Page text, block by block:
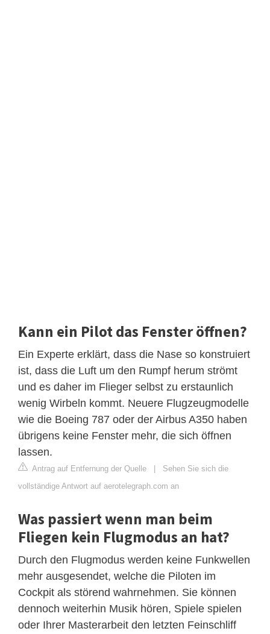
Kann ein Pilot das Fenster öffnen?
Ein Experte erklärt, dass die Nase so konstruiert
ist, dass die Luft um den Rumpf herum strömt
und es daher im Flieger selbst zu erstaunlich
wenig Wirbeln kommt. Neuere Flugzeugmodelle
wie die Boeing 787 oder der Airbus A350 haben
übrigens keine Fenster mehr, die sich öffnen
lassen.
Antrag auf Entfernung der Quelle | Sehen Sie sich die
vollständige Antwort auf aerotelegraph.com an
Was passiert wenn man beim
Fliegen kein Flugmodus an hat?
Durch den Flugmodus werden keine Funkwellen
mehr ausgesendet, welche die Piloten im
Cockpit als störend wahrnehmen. Sie können
dennoch weiterhin Musik hören, Spiele spielen
oder Ihrer Masterarbeit den letzten Feinschliff